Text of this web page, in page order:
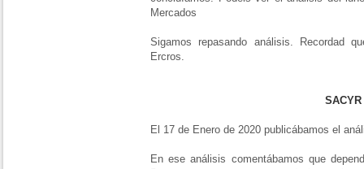
Mercados
Sigamos repasando análisis. Recordad
Ercros.
SACYR
El 17 de Enero de 2020 publicábamos el
En ese análisis comentábamos que